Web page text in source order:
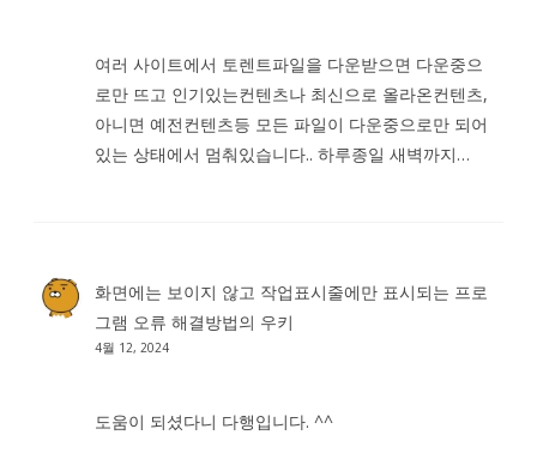
여러 사이트에서 토렌트파일을 다운받으면 다운중으
로만 뜨고 인기있는컨텐츠나 최신으로 올라온컨텐츠,
아니면 예전컨텐츠등 모든 파일이 다운중으로만 되어
있는 상태에서 멈춰있습니다.. 하루종일 새벽까지…
화면에는 보이지 않고 작업표시줄에만 표시되는 프로
그램 오류 해결방법의 우키
4월 12, 2024
도움이 되셨다니 다행입니다. ^^